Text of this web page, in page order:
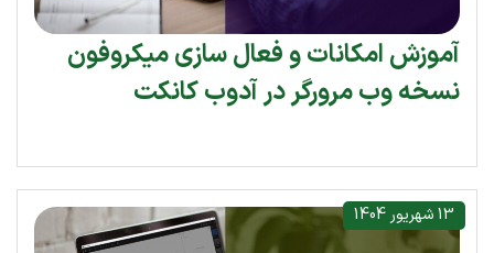
آموزش امکانات و فعال سازی میکروفون
نسخه وب مرورگر در آدوب کانکت
13 شهریور 1404